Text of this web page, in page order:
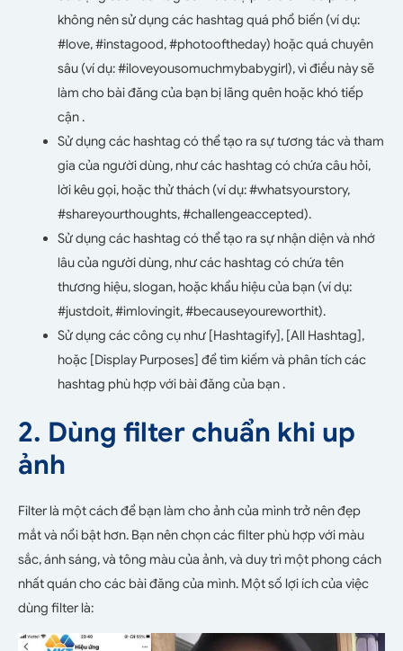
không nên sử dụng các hashtag quá phổ biến (ví dụ:
#love, #instagood, #photooftheday) hoặc quá chuyên
sâu (ví dụ: #iloveyousomuchmybabygirl), vì điều này sẽ
làm cho bài đăng của bạn bị lãng quên hoặc khó tiếp
cận .
Sử dụng các hashtag có thể tạo ra sự tương tác và tham
gia của người dùng, như các hashtag có chứa câu hỏi,
lời kêu gọi, hoặc thử thách (ví dụ: #whatsyourstory,
#shareyourthoughts, #challengeaccepted).
Sử dụng các hashtag có thể tạo ra sự nhận diện và nhớ
lâu của người dùng, như các hashtag có chứa tên
thương hiệu, slogan, hoặc khẩu hiệu của bạn (ví dụ:
#justdoit, #imlovingit, #becauseyoureworthit).
Sử dụng các công cụ như [Hashtagify], [All Hashtag],
hoặc [Display Purposes] để tìm kiếm và phân tích các
hashtag phù hợp với bài đăng của bạn .
2. Dùng filter chuẩn khi up
ảnh
Filter là một cách để bạn làm cho ảnh của mình trở nên đẹp
mắt và nổi bật hơn. Bạn nên chọn các filter phù hợp với màu
sắc, ánh sáng, và tông màu của ảnh, và duy trì một phong cách
nhất quán cho các bài đăng của mình. Một số lợi ích của việc
dùng filter là: